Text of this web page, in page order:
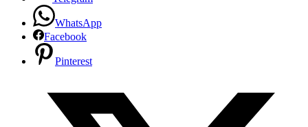
WhatsApp
Facebook
Pinterest